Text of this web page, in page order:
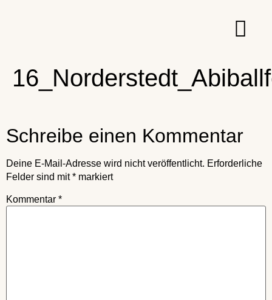
Schreibe einen Kommentar
Deine E-Mail-Adresse wird nicht veröffentlicht. Erforderliche
Felder sind mit* markiert
Kommentar *